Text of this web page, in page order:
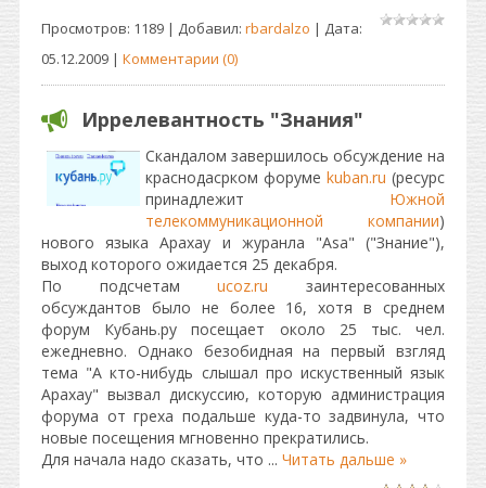
Просмотров: 1189 | Добавил: rbardalzo | Дата:
05.12.2009 | Комментарии (0)
Иррелевантность "Знания"
Скандалом завершилось обсуждение на
краснодасрком форуме kuban.ru (ресурс
принадлежит Южной
телекоммуникационной компании)
нового языка Арахау и журанла "Asa" ("Знание"),
выход которого ожидается 25 декабря.
По подсчетамucoz.ru заинтересованных
обсуждантов было не более 16, хотя в среднем
форум Кубань.ру посещает около 25 тыс. чел.
ежедневно. Однако безобидная на первый взгляд
тема "А кто-нибудь слышал про искуственный язык
Арахау" вызвал дискуссию, которую администрация
форума от греха подальше куда-то задвинула, что
новые посещения мгновенно прекратились.
Для начала надо сказать, что ... Читать дальше »